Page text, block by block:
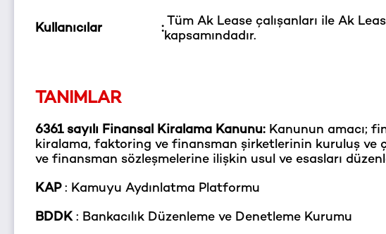
Kullanıcılar :
Tüm Ak Lease çalışanları ile Ak
kapsamındadır.
TANIMLAR
6361 sayılı Finansal Kiralama Kanunu: Kanunun amacı;
kiralama, faktoring ve finansman şirketlerinin kuruluş ve
ve finansman sözleşmelerine ilişkin usul ve esasları
KAP: Kamuyu Aydınlatma Platformu
BDDK: Bankacılık Düzenleme ve Denetleme Kurumu